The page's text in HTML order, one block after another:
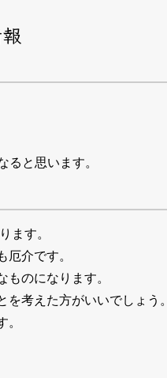
ると思います。
ます。
介です。
のになります。
考えた方がいいでしょう。
。